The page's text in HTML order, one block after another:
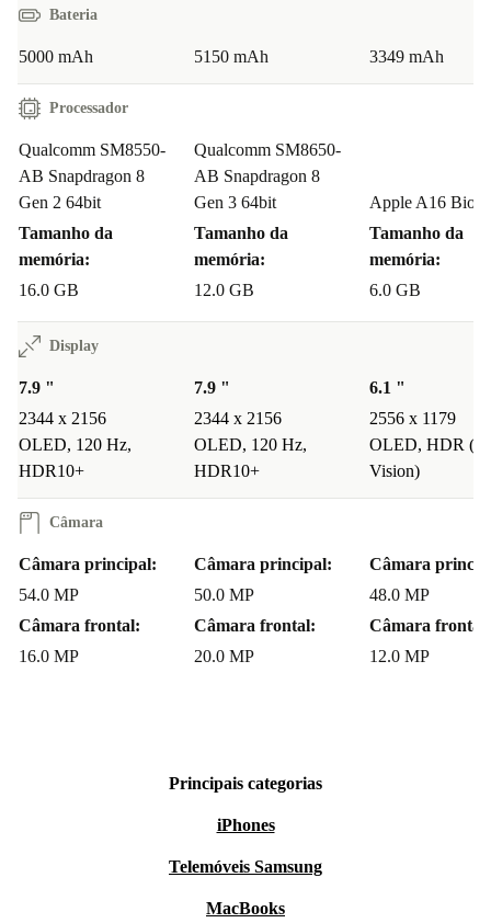
Bateria
5000 mAh 5150 mAh 3349 mAh
Processador
Qualcomm SM8550-
AB Snapdragon 8
Gen 2 64bit
Tamanho da
memória:
16.0 GB
Qualcomm SM8650-
AB Snapdragon 8
Gen 3 64bit
Tamanho da
memória:
12.0 GB
Apple A16
Tamanho da
memória:
6.0 GB
Display
7.9 "
2344 x 2156
OLED, 120 Hz,
HDR10+
7.9 "
2344 x 2156
OLED, 120 Hz,
HDR10+
6.1 "
2556 x 1179
OLED, HDR
Vision)
Câmara
Câmara principal:
54.0 MP
Câmara frontal:
16.0 MP
Câmara principal:
50.0 MP
Câmara frontal:
20.0 MP
Câmara
48.0 MP
Câmara frontal:
12.0 MP
Principais categorias
iPhones
Telemóveis Samsung
MacBooks